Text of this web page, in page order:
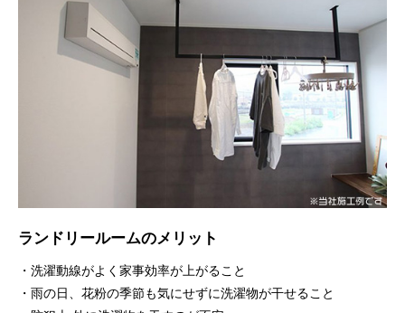
ランドリールームのメリット
・洗濯動線がよく家事効率が上がること
・雨の日、花粉の季節も気にせずに洗濯物が干せること